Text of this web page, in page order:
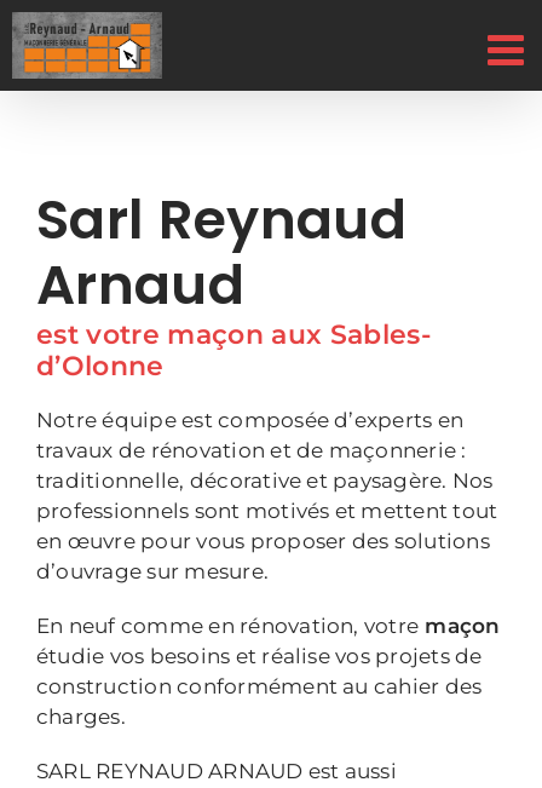
Passer
au
contenu
Sarl Reynaud
Arnaud
est votre maçon aux Sables-
d’Olonne
Notre équipe est composée d’experts en
travaux de rénovation et de maçonnerie :
traditionnelle, décorative et paysagère. Nos
professionnels sont motivés et mettent tout
en œuvre pour vous proposer des solutions
d’ouvrage sur mesure.
En neuf comme en rénovation, votre maçon
étudie vos besoins et réalise vos projets de
construction conformément au cahier des
charges.
SARL REYNAUD ARNAUD est aussi